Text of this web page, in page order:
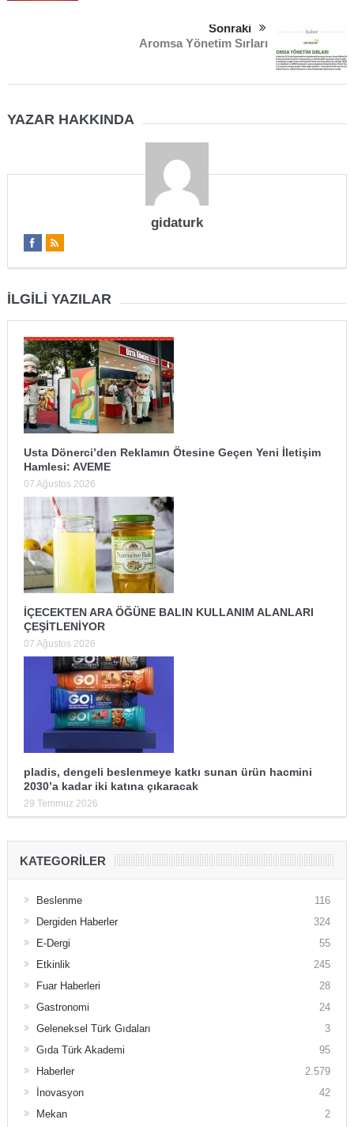
Sonraki
Aromsa Yönetim Sırları
YAZAR HAKKINDA
gidaturk
İLGILI YAZILAR
Usta Dönerci’den Reklamın Ötesine Geçen Yeni İletişim
Hamlesi: AVEME
07 Ağustos 2026
İÇECEKTEN ARA ÖĞÜNE BALIN KULLANIM ALANLARI
ÇEŞİTLENİYOR
07 Ağustos 2026
pladis, dengeli beslenmeye katkı sunan ürün hacmini
2030’a kadar iki katına çıkaracak
29 Temmuz 2026
KATEGORILER
Beslenme
116
Dergiden Haberler
324
E-Dergi
55
Etkinlik
245
Fuar Haberleri
28
Gastronomi
24
Geleneksel Türk Gıdaları
3
Gıda Türk Akademi
95
Haberler
2.579
İnovasyon
42
Mekan
2